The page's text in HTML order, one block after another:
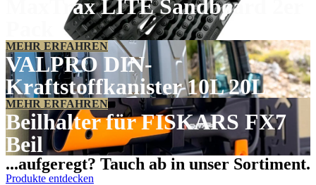
MaxTrax LITE Sandboard 2er
MEHR ERFAHREN
VALPRO DIN-
Kraftstoffkanister 10L 20L
MEHR ERFAHREN
Beilhalter für FISKARS FX7
Beil
...aufgeregt? Tauch ab in unser Sortiment.
Produkte entdecken